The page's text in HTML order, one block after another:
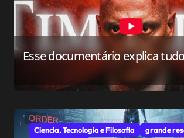
Esse documentário explica
Ciencia, Tecnologia e Filosofia grande